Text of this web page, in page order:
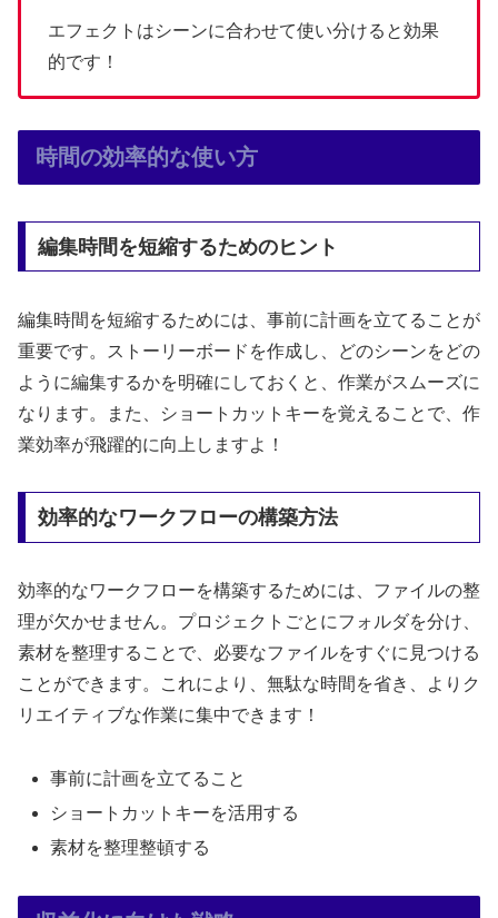
エフェクトはシーンに合わせて使い分けると効果
的です！
時間の効率的な使い方
編集時間を短縮するためのヒント
編集時間を短縮するためには、事前に計画を立てることが
重要です。ストーリーボードを作成し、どのシーンをどの
ように編集するかを明確にしておくと、作業がスムーズに
なります。また、ショートカットキーを覚えることで、作
業効率が飛躍的に向上しますよ！
効率的なワークフローの構築方法
効率的なワークフローを構築するためには、ファイルの整
理が欠かせません。プロジェクトごとにフォルダを分け、
素材を整理することで、必要なファイルをすぐに見つける
ことができます。これにより、無駄な時間を省き、よりク
リエイティブな作業に集中できます！
事前に計画を立てること
ショートカットキーを活用する
素材を整理整頓する